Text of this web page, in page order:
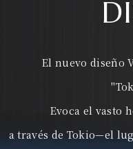
El nuevo diseño
Evoca el vasto
a través de Tokio—el